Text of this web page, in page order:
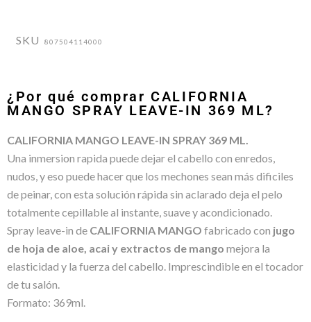
SKU 807504114000
¿Por qué comprar CALIFORNIA
MANGO SPRAY LEAVE-IN 369 ML?
CALIFORNIA MANGO LEAVE-IN SPRAY 369 ML.
Una inmersion rapida puede dejar el cabello con enredos,
nudos, y eso puede hacer que los mechones sean más dificiles
de peinar, con esta solución rápida sin aclarado deja el pelo
totalmente cepillable al instante, suave y acondicionado.
Spray leave-in de CALIFORNIA MANGO fabricado con jugo
de hoja de aloe, acai y extractos de mango mejora la
elasticidad y la fuerza del cabello. Imprescindible en el tocador
de tu salón.
Formato: 369ml.